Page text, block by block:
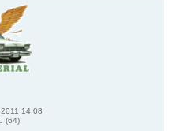
14:08
(64)